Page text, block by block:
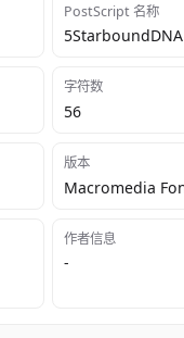
PostScript 名称
5StarboundDNA
字符数
56
版本
Macromedia
作者信息
-